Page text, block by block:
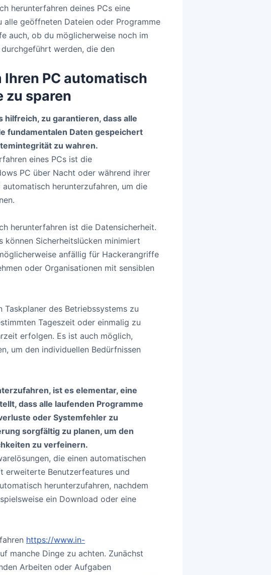
herunterfahren deines PCs eine
geöffneten Dateien oder Programme
auch, ob du möglicherweise noch im
werden, die den
PC automatisch
zu sparen
hilfreich, zu garantieren, dass alle
fundamentalen Daten gespeichert
zu wahren.
eines PCs ist die
PC über Nacht oder während ihrer
herunterzufahren, um die
herunterfahren ist die Datensicherheit.
können Sicherheitslücken minimiert
anfällig für Hackerangriffe
oder Organisationen mit sensiblen
des Betriebssystems zu
Tageszeit oder einmalig zu
erfolgen. Es ist auch möglich,
um den individuellen Bedürfnissen
ist es elementar, eine
dass alle laufenden Programme
oder Systemfehler zu
sorgfältig zu planen, um den
zu verfeinern.
die einen automatischen
erweiterte Benutzerfeatures und
herunterzufahren, nachdem
ein Download oder eine
https://www.in-
manche Dinge zu achten. Zunächst
Arbeiten oder Aufgaben